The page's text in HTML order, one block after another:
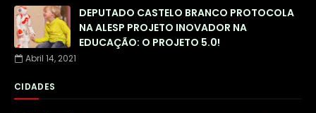
DEPUTADO CASTELO BRANCO PROTOCOLA
NA ALESP PROJETO INOVADOR NA
EDUCAÇÃO: O PROJETO 5.0!
Abril 14, 2021
CIDADES